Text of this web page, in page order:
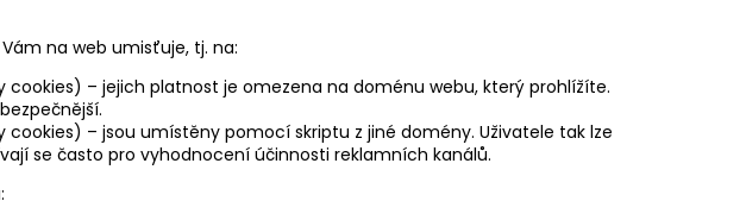
na web umisťuje, tj. na:
cookies) – jejich platnost je omezena na doménu webu, který prohlížíte.
cookies) – jsou umístěny pomocí skriptu z jiné domény. Uživatele tak lze
se často pro vyhodnocení účinnosti reklamních kanálů.